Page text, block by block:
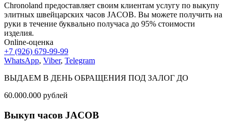
Chronoland предоставляет своим клиентам услугу по выкупу
элитных швейцарских часов JACOB. Вы можете получить на
руки в течение буквально получаса до 95% стоимости
изделия.
Online-оценка
+7 (926) 679-99-99
WhatsApp, Viber, Telegram
ВЫДАЕМ В ДЕНЬ ОБРАЩЕНИЯ ПОД ЗАЛОГ ДО
60.000.000 рублей
Выкуп часов JACOB